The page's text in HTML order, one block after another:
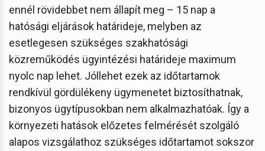
ennél rövidebbet nem állapít meg – 15 nap a
hatósági eljárások határideje, melyben az
esetlegesen szükséges szakhatósági
közreműködés ügyintézési határideje maximum
nyolc nap lehet. Jóllehet ezek az időtartamok
rendkívül gördülékeny ügymenetet biztosíthatnak,
bizonyos ügytípusokban nem alkalmazhatóak. Így a
környezeti hatások előzetes felmérését szolgáló
alapos vizsgálathoz szükséges időtartamot sokszor